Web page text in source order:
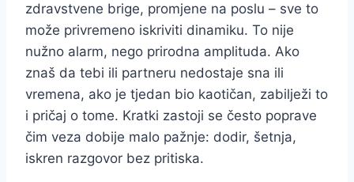
zdravstvene brige, promjene na poslu – sve to
može privremeno iskriviti dinamiku. To nije
nužno alarm, nego prirodna amplituda. Ako
znaš da tebi ili partneru nedostaje sna ili
vremena, ako je tjedan bio kaotičan, zabilježi to
i pričaj o tome. Kratki zastoji se često poprave
čim veza dobije malo pažnje: dodir, šetnja,
iskren razgovor bez pritiska.